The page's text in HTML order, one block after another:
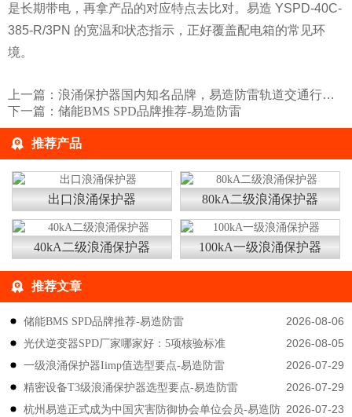
是长期带电，再拿产品的对应特点去比对。易造 YSPD-40C-
385-R/3PN 的宽温和状态指示，正好覆盖配电箱的常见环
境。
上一篇： 浪涌保护器国内知名品牌，易造防雷轨道交通行业推荐
下一篇： 储能BMS SPD品牌推荐-易造防雷
推荐产品
出口浪涌保护器 80kA二级浪涌保护器
40kA二级浪涌保护器 100kA一级浪涌保护器
推荐文章
2026-08-06
储能BMS SPD品牌推荐-易造防雷
2026-08-05
光伏逆变器SPD厂家哪家好：5项核验标准
2026-07-29
一级浪涌保护器Iimp值选型要点-易造防雷
2026-07-29
精密设备T3级浪涌保护器选型要点-易造防雷
2026-07-23
杭州易造正式成为中国灾害防御协会单位会员-易造防